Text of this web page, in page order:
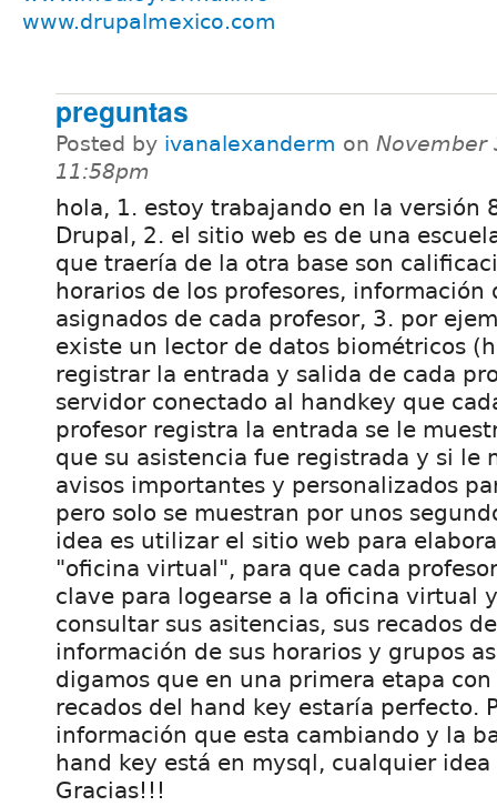
www.drupalmexico.com
preguntas
Posted by ivanalexanderm on November
11:58pm
hola, 1. estoy trabajando en la versión
Drupal, 2. el sitio web es de una
que traería de la otra base son
horarios de los profesores, información
asignados de cada profesor, 3. por
existe un lector de datos biométricos
registrar la entrada y salida de cada
servidor conectado al handkey que
profesor registra la entrada se le
que su asistencia fue registrada y si le
avisos importantes y personalizados
pero solo se muestran por unos
idea es utilizar el sitio web para
"oficina virtual", para que cada
clave para logearse a la oficina virtual
consultar sus asitencias, sus recados
información de sus horarios y grupos
digamos que en una primera etapa
recados del hand key estaría perfecto.
información que esta cambiando y la
hand key está en mysql, cualquier
Gracias!!!